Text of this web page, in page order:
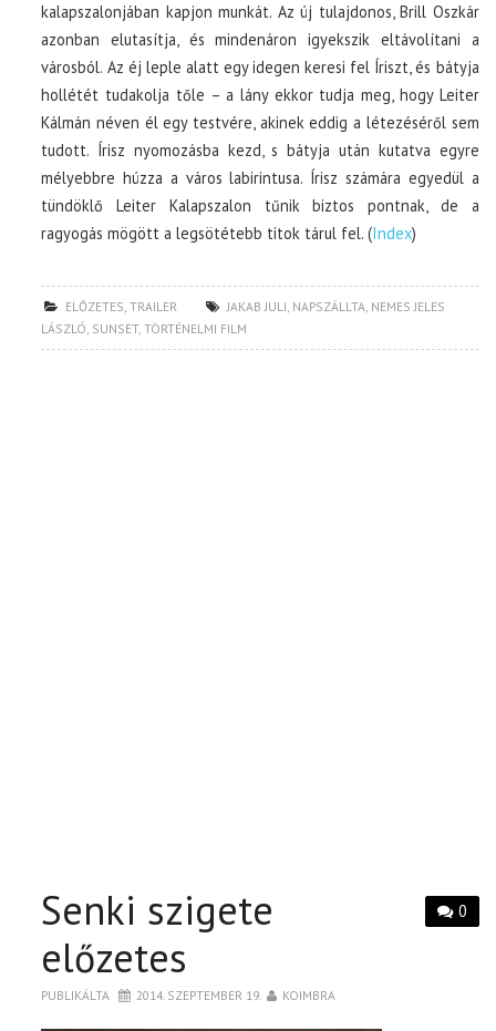
kalapszalonjában kapjon munkát. Az új tulajdonos, Brill Oszkár
azonban elutasítja, és mindenáron igyekszik eltávolítani a
városból. Az éj leple alatt egy idegen keresi fel Íriszt, és bátyja
hollétét tudakolja tőle – a lány ekkor tudja meg, hogy Leiter
Kálmán néven él egy testvére, akinek eddig a létezéséről sem
tudott. Írisz nyomozásba kezd, s bátyja után kutatva egyre
mélyebbre húzza a város labirintusa. Írisz számára egyedül a
tündöklő Leiter Kalapszalon tűnik biztos pontnak, de a
ragyogás mögött a legsötétebb titok tárul fel. (Index)
ELŐZETES,TRAILER JAKAB JULI, NAPSZÁLLTA, NEMES JELES
LÁSZLÓ, SUNSET,TÖRTÉNELMI FILM
0
Senki szigete
előzetes
PUBLIKÁLTA 2014. SZEPTEMBER 19. KOIMBRA